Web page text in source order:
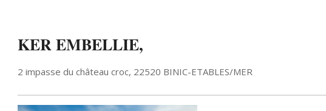
KER EMBELLIE,
2 impasse du château croc, 22520 BINIC-ETABLES/MER